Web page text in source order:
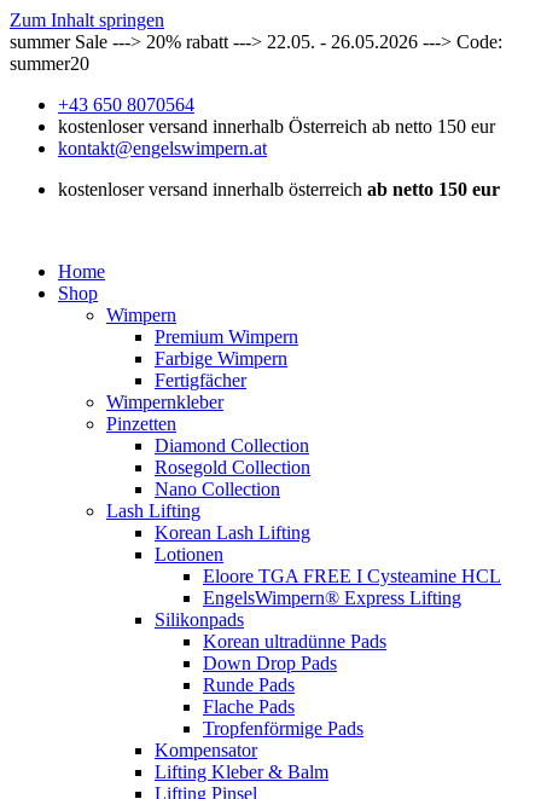
Zum Inhalt springen
summer Sale ---> 20% rabatt ---> 22.05. - 26.05.2026 ---> Code:
summer20
+43 650 8070564
kostenloser versand innerhalb Österreich ab netto 150 eur
kontakt@engelswimpern.at
kostenloser versand innerhalb österreich ab netto 150 eur
Home
Shop
Wimpern
Premium Wimpern
Farbige Wimpern
Fertigfächer
Wimpernkleber
Pinzetten
Diamond Collection
Rosegold Collection
Nano Collection
Lash Lifting
Korean Lash Lifting
Lotionen
Eloore TGA FREE I Cysteamine HCL
EngelsWimpern® Express Lifting
Silikonpads
Korean ultradünne Pads
Down Drop Pads
Runde Pads
Flache Pads
Tropfenförmige Pads
Kompensator
Lifting Kleber & Balm
Lifting Pinsel